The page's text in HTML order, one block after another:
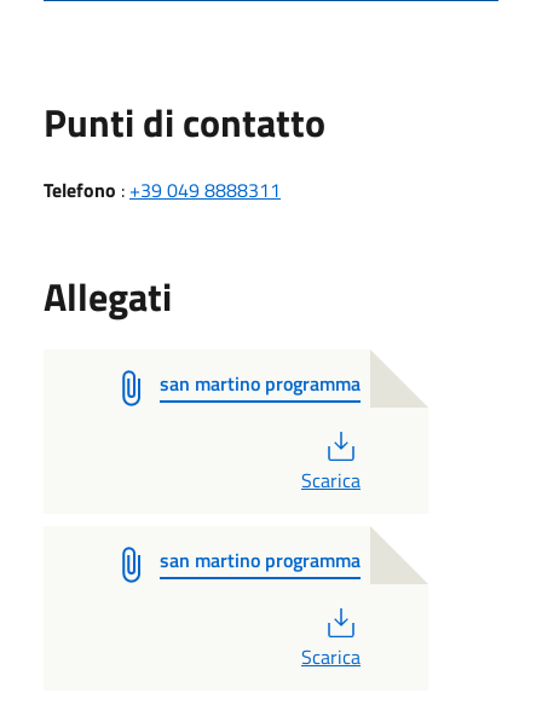
Punti di contatto
Telefono : +39 049 8888311
Allegati
san martino programma
Scarica
san martino programma
Scarica